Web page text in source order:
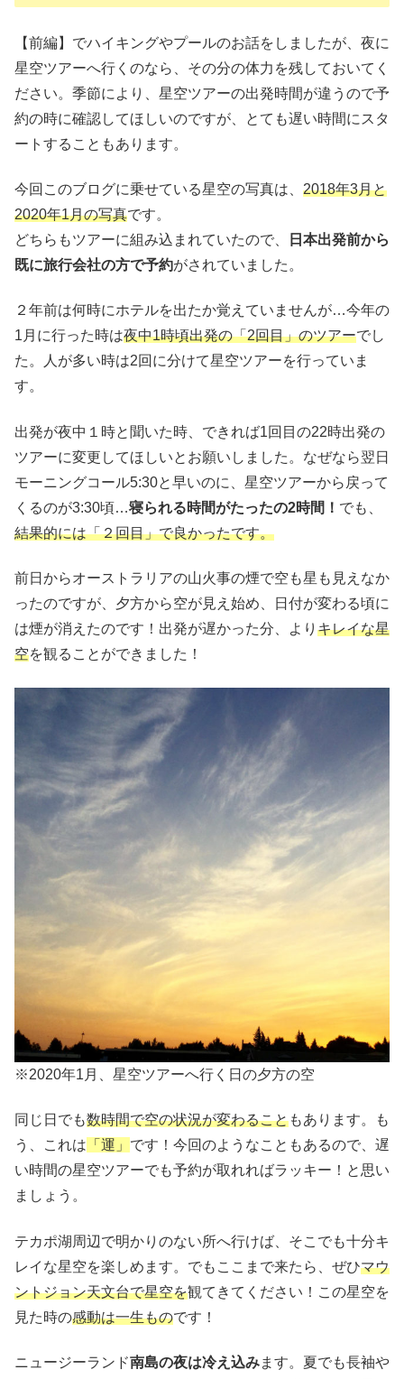
【前編】でハイキングやプールのお話をしましたが、夜に
星空ツアーへ行くのなら、その分の体力を残しておいてく
ださい。季節により、星空ツアーの出発時間が違うので予
約の時に確認してほしいのですが、とても遅い時間にスタ
ートすることもあります。
今回このブログに乗せている星空の写真は、 2018年3月と
2020年1月の写真です。
どちらもツアーに組み込まれていたので、
日本出発前から
既に旅行会社の方で予約がされていました。
２年前は何時にホテルを出たか覚えていませんが…今年の
1月に行った時は夜中1時頃出発の「2回目」のツアーでし
た。人が多い時は2回に分けて星空ツアーを行っていま
す。
出発が夜中１時と聞いた時、できれば1回目の22時出発の
ツアーに変更してほしいとお願いしました。なぜなら翌日
モーニングコール5:30と早いのに、星空ツアーから戻って
くるのが3:30頃…寝られる時間がたったの2時間！ でも、
結果的には「２回目」で良かったです。
前日からオーストラリアの山火事の煙で空も星も見えなか
ったのですが、夕方から空が見え始め、日付が変わる頃に
は煙が消えたのです！出発が遅かった分、より キレイな星
空を観ることができました！
※2020年1月、星空ツアーへ行く日の夕方の空
同じ日でも数時間で空の状況が変わることもあります。も
う、これは 「運」 です！今回のようなこともあるので、遅
い時間の星空ツアーでも予約が取れればラッキー！と思い
ましょう。
テカポ湖周辺で明かりのない所へ行けば、そこでも十分キ
レイな星空を楽しめます。でもここまで来たら、ぜひマウ
ントジョン天文台で星空を観てきてください！この星空を
見た時の感動は一生ものです！
ニュージーランド南島の夜は冷え込みます。夏でも長袖や